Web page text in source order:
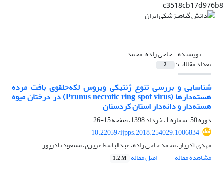
c3518cb17d976b8
نویسنده =حاجی زاده، محمد
تعداد مقالات: 2
شناسایی و بررسی تنوع ژنتیکی ویروس لکه‌حلقوی بافت مرده
هسته‌دارها (Prunus necrotic ring spot virus) در درختان میوه
هسته‌دار و دانه‌دار استان کردستان
دوره 50، شماره 1، خرداد 1398، صفحه
15-26
10.22059/ijpps.2018.254029.1006834
مهدی آذریار، محمد حاجی زاده، عبدالباسط عزیزی، مسعود نادرپور
مشاهده مقاله
اصل مقاله 1.2 M